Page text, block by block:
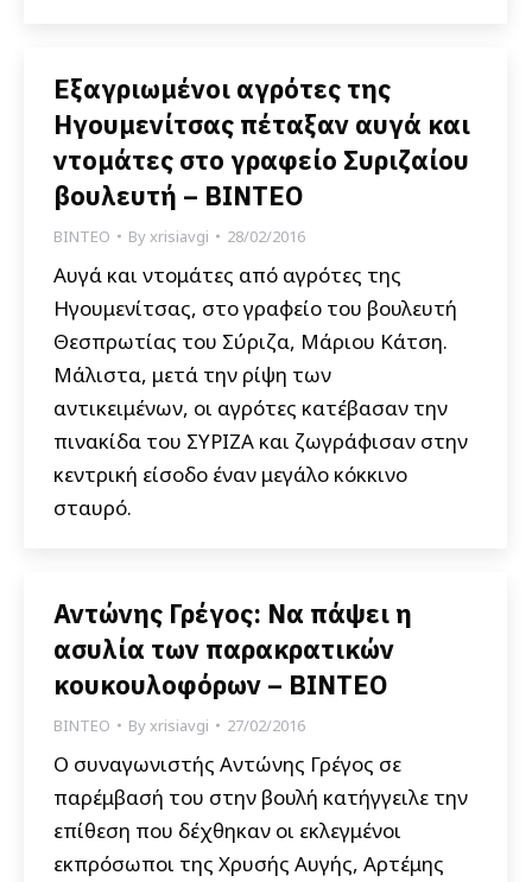
Εξαγριωμένοι αγρότες της
Ηγουμενίτσας πέταξαν αυγά και
ντομάτες στο γραφείο Συριζαίου
βουλευτή – ΒΙΝΤΕΟ
ΒΙΝΤΕΟ Byxrisiavgi 28/02/2016
Αυγά και ντομάτες από αγρότες της
Ηγουμενίτσας, στο γραφείο του βουλευτή
Θεσπρωτίας του Σύριζα, Μάριου Κάτση.
Μάλιστα, μετά την ρίψη των
αντικειμένων, οι αγρότες κατέβασαν την
πινακίδα του ΣΥΡΙΖΑ και ζωγράφισαν στην
κεντρική είσοδο έναν μεγάλο κόκκινο
σταυρό.
Αντώνης Γρέγος: Να πάψει η
ασυλία των παρακρατικών
κουκουλοφόρων – ΒΙΝΤΕΟ
ΒΙΝΤΕΟ Byxrisiavgi 27/02/2016
Ο συναγωνιστής Αντώνης Γρέγος σε
παρέμβασή του στην βουλή κατήγγειλε την
επίθεση που δέχθηκαν οι εκλεγμένοι
εκπρόσωποι της Χρυσής Αυγής, Αρτέμης